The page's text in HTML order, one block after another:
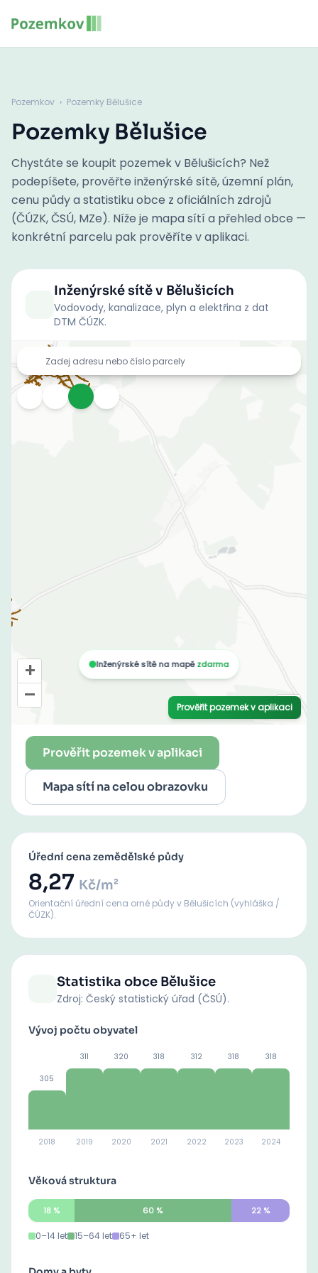
Pozemkov › Pozemky Bělušice
Pozemky Bělušice
Chystáte se koupit pozemek v Bělušicích? Než
podepíšete, prověřte inženýrské sítě, územní plán,
cenu půdy a statistiku obce z oficiálních zdrojů
(ČÚZK, ČSÚ, MZe). Níže je mapa sítí a přehled obce —
konkrétní parcelu pak prověříte v aplikaci.
Inženýrské sítěv Bělušicích
Vodovody, kanalizace, plyn a elektřina z dat
DTM ČÚZK.
Prověřit pozemek v aplikaci
Mapa sítí na celou obrazovku
Úřední cena zemědělské půdy
8,27 Kč/m²
Orientační úřední cena orné půdyv Bělušicích (vyhláška /
ČÚZK).
Statistika obce Bělušice
Zdroj: Český statistický úřad (ČSÚ).
Vývoj počtu obyvatel
305
2018
311
2019
320
2020
318
2021
312
2022
318
2023
318
2024
Věková struktura
18% 60 % 22%
0–14 let 15–64 let 65+ let